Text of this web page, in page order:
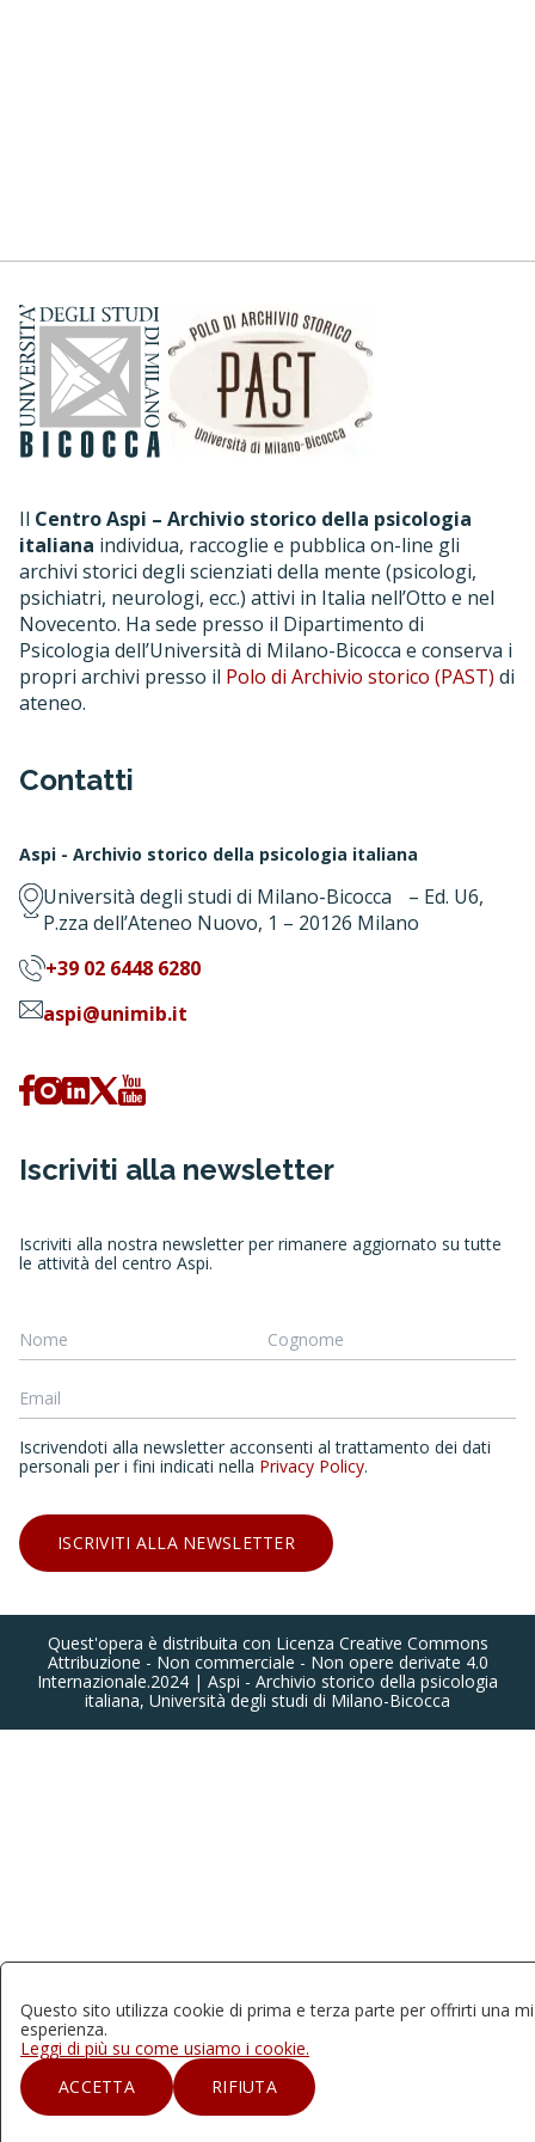
Il Centro Aspi – Archivio storico della psicologia
italiana individua, raccoglie e pubblica on-line gli
archivi storici degli scienziati della mente (psicologi,
psichiatri, neurologi, ecc.) attivi in Italia nell’Otto e nel
Novecento. Ha sede presso il Dipartimento di
Psicologia dell’Università di Milano-Bicocca e conserva i
propri archivi presso il Polo di Archivio storico (PAST) di
ateneo.
Contatti
Aspi - Archivio storico della psicologia italiana
Università degli studi di Milano-Bicocca – Ed. U6,
P.zza dell’Ateneo Nuovo, 1 – 20126 Milano
+39 02 6448 6280
aspi@unimib.it
Iscriviti alla newsletter
Iscriviti alla nostra newsletter per rimanere aggiornato su tutte
le attività del centro Aspi.
Iscrivendoti alla newsletter acconsenti al trattamento dei dati
personali per i fini indicati nella Privacy Policy.
ISCRIVITI ALLA NEWSLETTER
Quest'opera è distribuita con Licenza Creative Commons
Attribuzione - Non commerciale - Non opere derivate 4.0
Internazionale.2024 | Aspi - Archivio storico della psicologia
italiana, Università degli studi di Milano-Bicocca
Questo sito utilizza cookie di prima e terza parte per offrirti una
esperienza.
Leggi di più su come usiamo i cookie.
ACCETTA
RIFIUTA